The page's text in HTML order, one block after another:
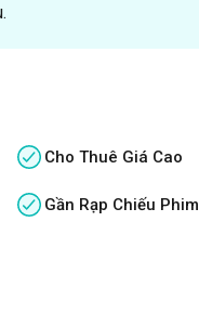
Cho Thuê Giá Cao
Gần Rạp Chiếu Phim